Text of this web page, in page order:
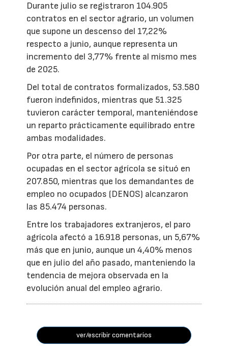
Durante julio se registraron 104.905
contratos en el sector agrario, un volumen
que supone un descenso del 17,22%
respecto a junio, aunque representa un
incremento del 3,77% frente al mismo mes
de 2025.
Del total de contratos formalizados, 53.580
fueron indefinidos, mientras que 51.325
tuvieron carácter temporal, manteniéndose
un reparto prácticamente equilibrado entre
ambas modalidades.
Por otra parte, el número de personas
ocupadas en el sector agrícola se situó en
207.850, mientras que los demandantes de
empleo no ocupados (DENOS) alcanzaron
las 85.474 personas.
Entre los trabajadores extranjeros, el paro
agrícola afectó a 16.918 personas, un 5,67%
más que en junio, aunque un 4,40% menos
que en julio del año pasado, manteniendo la
tendencia de mejora observada en la
evolución anual del empleo agrario.
ver/escribir comentarios